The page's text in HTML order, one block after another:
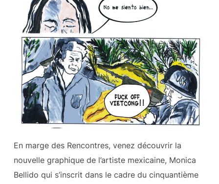
En marge des Rencontres, venez découvrir la
nouvelle graphique de l’artiste mexicaine, Monica
Bellido qui s’inscrit dans le cadre du cinquantième